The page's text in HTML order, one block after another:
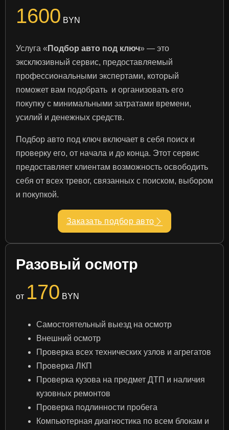
1600 BYN
Услуга « Подбор авто под ключ» — это
эксклюзивный сервис, предоставляемый
профессиональными экспертами, который
поможет вам подобрать и организовать его
покупку с минимальными затратами времени,
усилий и денежных средств.
Подбор авто под ключ включает в себя поиск и
проверку его, от начала и до конца. Этот сервис
предоставляет клиентам возможность освободить
себя от всех тревог, связанных с поиском, выбором
и покупкой.
Заказать подбор авто
Разовый осмотр
от 170 BYN
Самостоятельный выезд на осмотр
Внешний осмотр
Проверка всех технических узлов и агрегатов
Проверка ЛКП
Проверка кузова на предмет ДТП и наличия
кузовных ремонтов
Проверка подлинности пробега
Компьютерная диагностика по всем блокам и